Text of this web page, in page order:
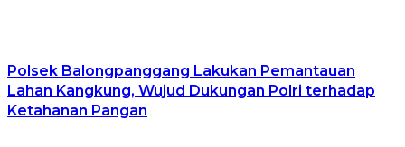
Polsek Balongpanggang Lakukan Pemantauan
Lahan Kangkung, Wujud Dukungan Polri terhadap
Ketahanan Pangan